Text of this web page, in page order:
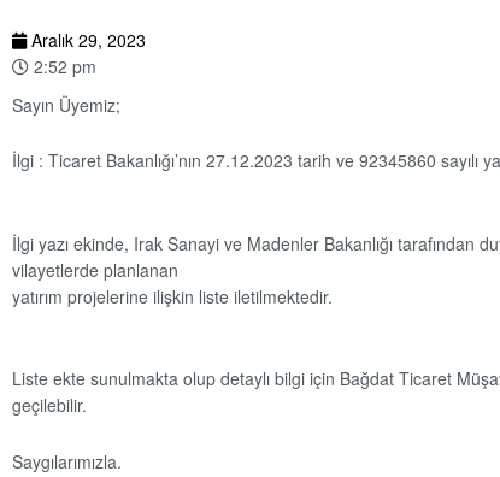
Aralık 29, 2023
2:52 pm
Sayın Üyemiz;
İlgi : Ticaret Bakanlığı’nın 27.12.2023 tarih ve 92345860 sayılı
İlgi yazı ekinde, Irak Sanayi ve Madenler Bakanlığı tarafından
vilayetlerde planlanan
yatırım projelerine ilişkin liste iletilmektedir.
Liste ekte sunulmakta olup detaylı bilgi için Bağdat Ticaret
geçilebilir.
Saygılarımızla.